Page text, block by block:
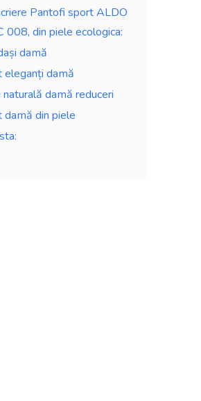
Pantofi sport ALDO
008, din piele ecologica:
damă
eleganți damă
damă reduceri
din piele